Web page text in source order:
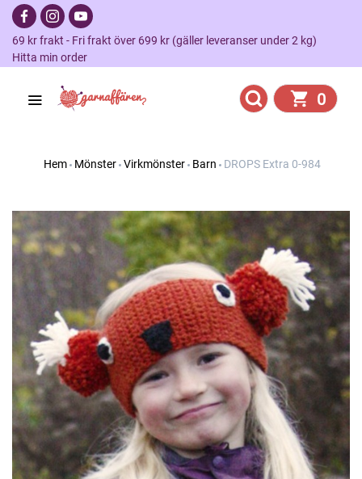
69 kr frakt - Fri frakt över 699 kr (gäller leveranser under 2 kg)
Hitta min order
0
Hem Mönster Virkmönster Barn DROPS Extra 0-984